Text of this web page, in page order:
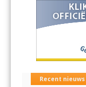
Recent nieuws